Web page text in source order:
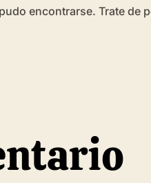
encontrarse. Trate de